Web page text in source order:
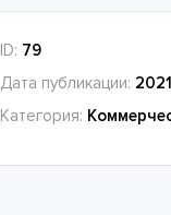
ID: 79
Дата публикации:
Категория: